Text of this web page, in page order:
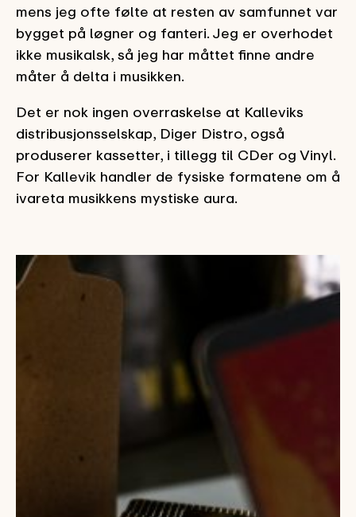
mens jeg ofte følte at resten av samfunnet var
bygget på løgner og fanteri. Jeg er overhodet
ikke musikalsk, så jeg har måttet finne andre
måter å delta i musikken.
Det er nok ingen overraskelse at Kalleviks
distribusjonsselskap, Diger Distro, også
produserer kassetter, i tillegg til CDer og Vinyl.
For Kallevik handler de fysiske formatene om å
ivareta musikkens mystiske aura.